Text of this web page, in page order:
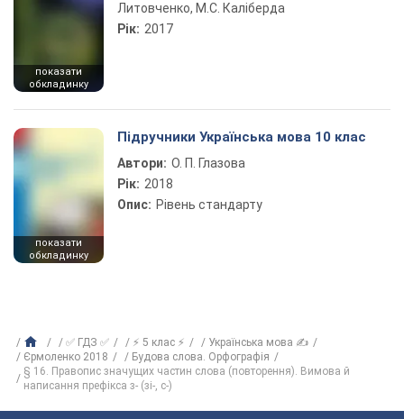
показати
обкладинку
Литовченко, М.С. Каліберда
Рік: 2017
показати
обкладинку
Підручники Українська мова 10 клас
Автори: О. П. Глазова
Рік: 2018
Опис: Рівень стандарту
✅ ГДЗ ✅ ⚡ 5 клас ⚡
Українська мова ✍
Єрмоленко 2018
Будова слова. Орфографія
§ 16. Правопис значущих частин слова (повторення). Вимова й
написання префікса з- (зі-, с-)